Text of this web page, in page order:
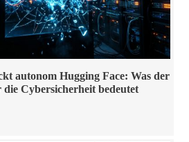
autonom Hugging Face: Was der
Cybersicherheit bedeutet